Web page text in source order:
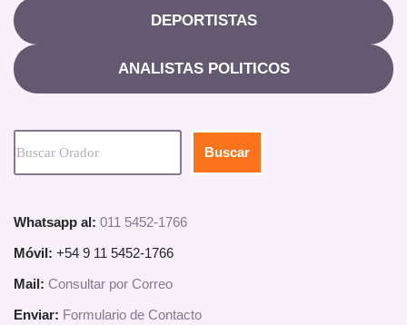
DEPORTISTAS
ANALISTAS POLITICOS
Buscar
Whatsapp al: 011 5452-1766
Móvil: +54 9 11 5452-1766
Mail: Consultar por Correo
Enviar: Formulario de Contacto